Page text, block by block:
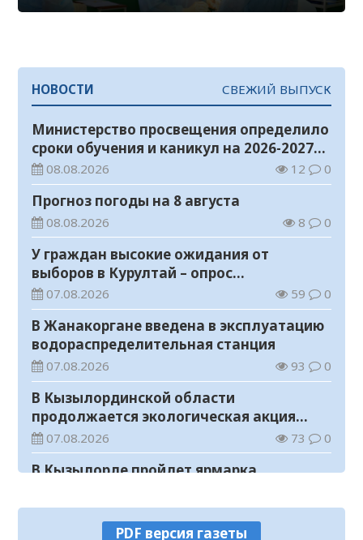
НОВОСТИ СВЕЖИЙ ВЫПУСК
Министерство просвещения определило
сроки обучения и каникул на 2026-2027
учебный год
08.08.2026 12 0
Прогноз погоды на 8 августа
08.08.2026 8 0
У граждан высокие ожидания от
выборов в Курултай – опрос
общественного мнения
07.08.2026 59 0
В Жанакоргане введена в эксплуатацию
водораспределительная станция
07.08.2026 93 0
В Кызылординской области
продолжается экологическая акция
«Таза Қазақстан»
07.08.2026 73 0
В Кызылорде пройдет ярмарка
Как найти участок для голосования?
PDF версия газеты